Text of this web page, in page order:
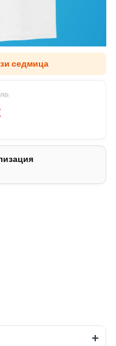
седмица
лв.
+